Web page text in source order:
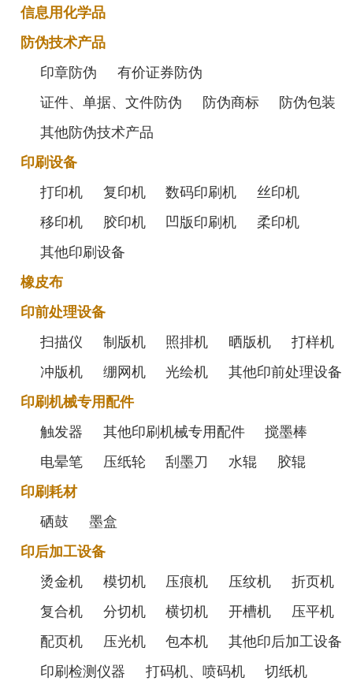
信息用化学品
防伪技术产品
印章防伪
有价证券防伪
证件、单据、文件防伪
防伪商标
防伪包装
其他防伪技术产品
印刷设备
打印机
复印机 数码印刷机
丝印机
移印机
胶印机 凹版印刷机
柔印机
其他印刷设备
橡皮布
印前处理设备
扫描仪
制版机 照排机 晒版机
打样机
冲版机
绷网机 光绘机
其他印前处理设备
印刷机械专用配件
触发器
其他印刷机械专用配件
搅墨棒
电晕笔
压纸轮 刮墨刀 水辊
胶辊
印刷耗材
硒鼓
墨盒
印后加工设备
烫金机
模切机 压痕机 压纹机
折页机
复合机
分切机 横切机 开槽机
压平机
配页机
压光机 包本机
其他印后加工设备
印刷检测仪器
打码机、喷码机
切纸机